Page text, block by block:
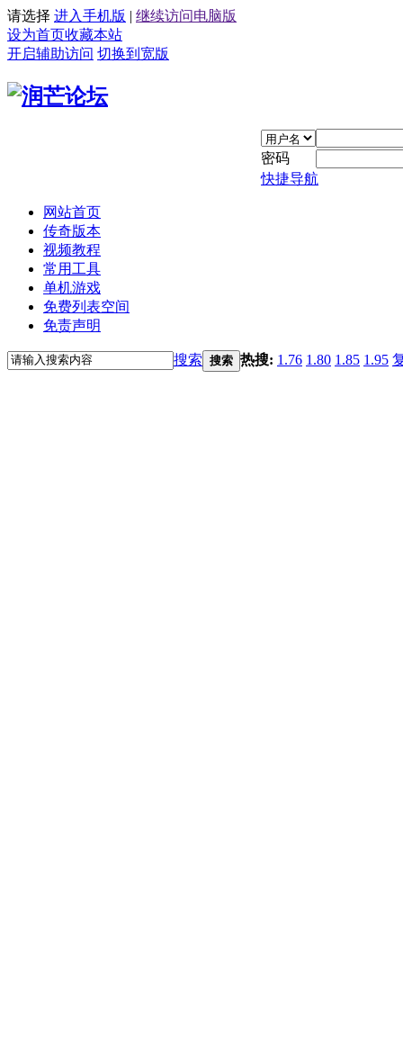
请选择 进入手机版 | 继续访问电脑版
设为首页收藏本站
开启辅助访问 切换到宽版
密码
快捷导航
网站首页
传奇版本
视频教程
常用工具
单机游戏
免费列表空间
免责声明
搜索 搜索 热搜: 1.76 1.80 1.85 1.95